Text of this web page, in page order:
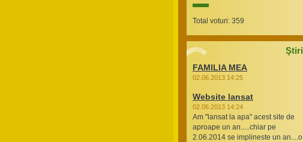
Total voturi: 359
Ştiri
FAMILIA MEA
02.06.2013 14:25
Website lansat
02.06.2013 14:24
Am "lansat la apa" acest site de
aproape un an.....chiar pe
2.06.2014 se implineste un an....o